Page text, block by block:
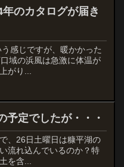
のカタログが届き
感じですが、暖かかった
域の浜風は急激に体温が
がり...
予定でしたが・・・
、26日土曜日は糠平湖の
流れ込んでいるのか？特
を含...